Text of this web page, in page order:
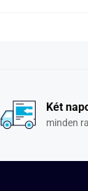
Két
minden